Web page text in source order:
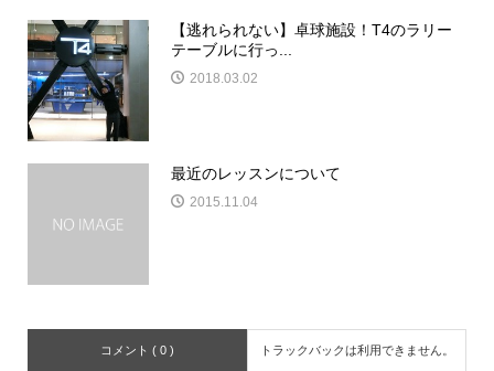
【逃れられない】卓球施設！T4のラリー
テーブルに行っ...
2018.03.02
最近のレッスンについて
2015.11.04
コメント ( 0 ) トラックバックは利用できません。